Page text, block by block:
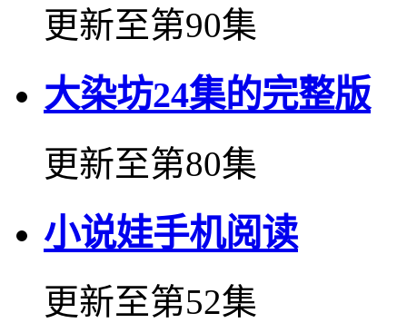
更新至第90集
大染坊24集的完整版
更新至第80集
小说娃手机阅读
更新至第52集